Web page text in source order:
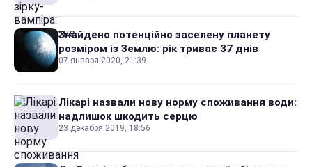
Знайдено потенційно заселену планету
розміром із Землю: рік триває 37 днів
07 января 2020, 21:39
Лікарі назвали нову норму споживання води:
надлишок шкодить серцю
23 декабря 2019, 18:56